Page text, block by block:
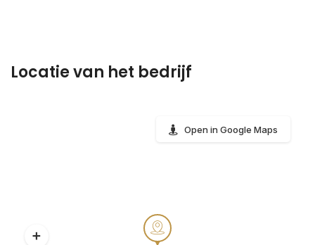
Locatie van het bedrijf
Open in Google Maps